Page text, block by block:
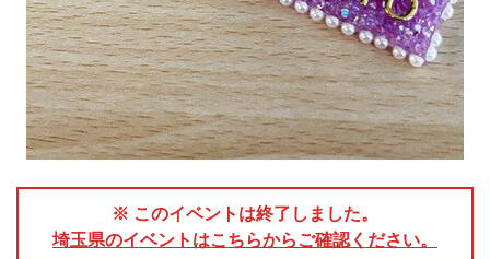
※ このイベントは終了しました。
埼玉県のイベントはこちらからご確認ください。